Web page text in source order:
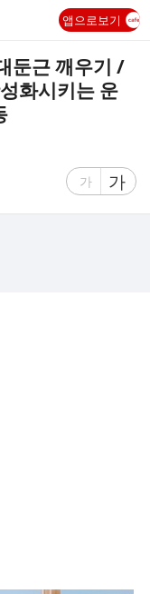
앱으로보기
둔근 깨우기 /
화시키는 운
글
가
글
자
가